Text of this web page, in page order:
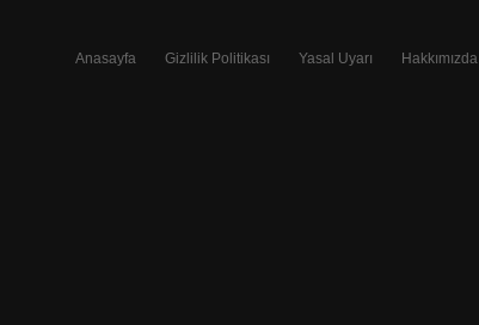
Anasayfa Gizlilik Politikası Yasal Uyarı Hakkımızda